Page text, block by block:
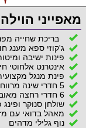
מאפייני הוילה
בריכת שחייה
ג'קוזי ספא מענג
פינות ישיבה
אינטרנט אלחוטי
פינת מנגל
5 חדרי שינה מרווחים
6 חדרי רחצה מאובזרים
שולחן סנוקר ופינג
מאהל בדואי עם
נוף גלילי מדהים